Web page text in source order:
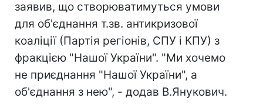
заявив, що створюватимуться умови
для об'єднання т.зв. антикризової
коаліції (Партія регіонів, СПУ і КПУ) з
фракцією "Нашої України". "Ми хочемо
не приєднання "Нашої України", а
об'єднання з нею", - додав В.Янукович.